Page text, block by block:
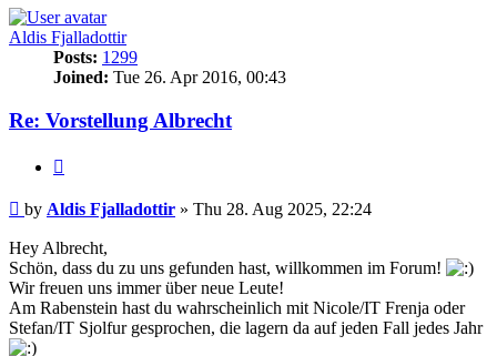
Aldis Fjalladottir
Posts: 1299
Joined: Tue 26. Apr 2016, 00:43
Re: Vorstellung Albrecht
Post
by Aldis Fjalladottir » Thu 28. Aug 2025, 22:24
Hey Albrecht,
Schön, dass du zu uns gefunden hast, willkommen im Forum!
Wir freuen uns immer über neue Leute!
Am Rabenstein hast du wahrscheinlich mit Nicole/IT Frenja oder
Stefan/IT Sjolfur gesprochen, die lagern da auf jeden Fall jedes Jahr